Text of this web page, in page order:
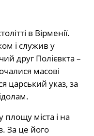
в Вірменії.
і служив у
друг Полієвкта –
масові
царський указ, за
міста і на
За це його